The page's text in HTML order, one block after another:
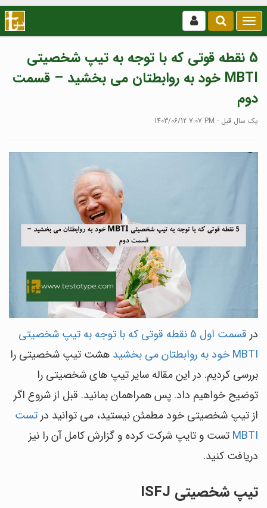
بازکردن
/
منو
5 نقطه قوتی که با توجه به تیپ شخصیتی
MBTI خود به روابطتان می بخشید – قسمت
دوم
1403/06/12 7:07 PM - یک سال قبل
در
قسمت اول 5 نقطه قوتی که با توجه به تیپ شخصیتی
MBTI خود به روابطتان می بخشید
هشت تیپ شخصیتی را
بررسی کردیم. در این مقاله سایر تیپ های شخصیتی را
توضیح خواهیم داد. پس همراهمان بمانید. قبل از شروع اگر
از تیپ شخصیتی خود مطمئن نیستید، می توانید در تست
MBTI تست و تایپ شرکت کرده و گزارش کامل آن را نیز
دریافت کنید.
تیپ شخصیتی ISFJ